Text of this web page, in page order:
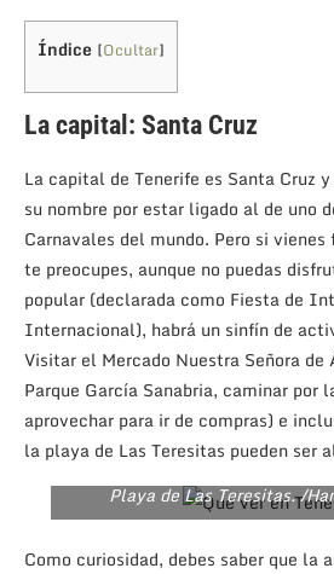
Índice [Ocultar]
La capital: Santa Cruz
La capital de Tenerife es Santa Cruz
su nombre por estar ligado al de uno
Carnavales del mundo. Pero si
te preocupes, aunque no puedas
popular (declarada como Fiesta de
Internacional), habrá un sinfín de
Visitar el Mercado Nuestra Señora de
Parque García Sanabria, caminar
aprovechar para ir de compras) e
la playa de Las Teresitas pueden ser
Playa de Las Teresitas. /
Como curiosidad, debes saber que la